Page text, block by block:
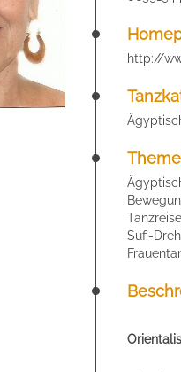
http://
Sufi-